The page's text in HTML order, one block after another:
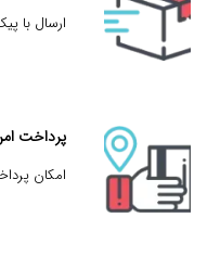
ارسال با
پرداخت
امکان